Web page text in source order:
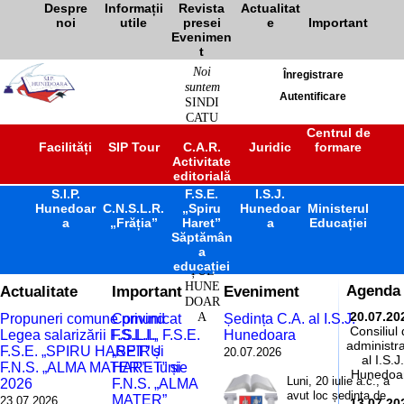
Despre
noi
Informații
utile
Revista
presei
Actualitat
e
Important
Evenimen
t
Înregistrare
Autentificare
Noi
suntem
SINDI
CATU
ÎNVĂ
ȚĂM
ÂNT
PREU
NIVE
RSITA
R
JUDE
ȚUL
HUNE
DOAR
A
Facilități SIP Tour C.A.R. Juridic
Centrul de
formare
Activitate
editorială
S.I.P.
Hunedoar
a
C.N.S.L.R.
„Frăția”
F.S.E.
„Spiru
Haret”
I.S.J.
Hunedoar
a
Ministerul
Educației
Săptămân
a
educației
Agenda
Consiliul
al I.S.J.
Actualitate
Propuneri comune privind
Legea salarizării F.S.L.I.,
F.S.E. „SPIRU HARET” și
F.N.S. „ALMA MATER” - iunie
2026
23.07.2026
Important
Comunicat
F.S.L.I., F.S.E.
„SPIRU
HARET” și
F.N.S. „ALMA
MATER”
Eveniment
Ședința C.A. al I.S.J.
Hunedoara
20.07.2026
Luni, 20 iulie a.c., a
avut loc ședința de